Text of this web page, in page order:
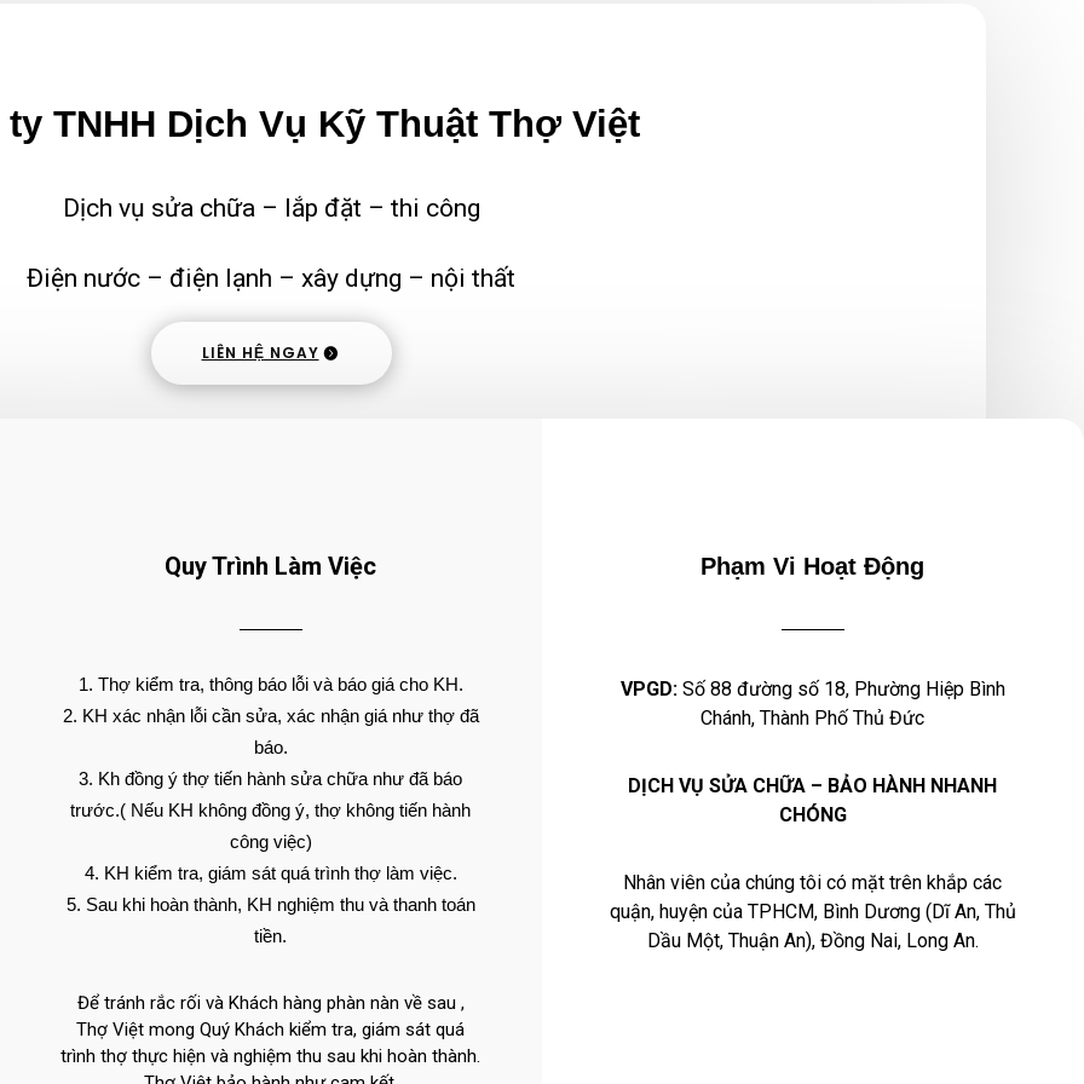
TNHH Dịch Vụ Kỹ Thuật Thợ Việt
Dịch vụ sửa chữa – lắp đặt – thi công
Điện nước – điện lạnh – xây dựng – nội thất
LIÊN HỆ NGAY
Quy Trình Làm Việc
Thợ kiểm tra, thông báo lỗi và báo giá cho KH.
KH xác nhận lỗi cần sửa, xác nhận giá như thợ đã
báo.
Kh đồng ý thợ tiến hành sửa chữa như đã báo
trước.( Nếu KH không đồng ý, thợ không tiến hành
công việc)
KH kiểm tra, giám sát quá trình thợ làm việc.
Sau khi hoàn thành, KH nghiệm thu và thanh toán
tiền.
Để tránh rắc rối và Khách hàng phàn nàn về sau ,
Thợ Việt mong Quý Khách kiểm tra, giám sát quá
trình thợ thực hiện và nghiệm thu sau khi hoàn thành.
Phạm Vi Hoạt Động
VPGD: Số 88 đường số 18, Phường Hiệp Bình
Chánh, Thành Phố Thủ Đức
DỊCH VỤ SỬA CHỮA – BẢO HÀNH NHANH
CHÓNG
Nhân viên của chúng tôi có mặt trên khắp các
quận, huyện của TPHCM, Bình Dương (Dĩ An, Thủ
Dầu Một, Thuận An), Đồng Nai, Long An.